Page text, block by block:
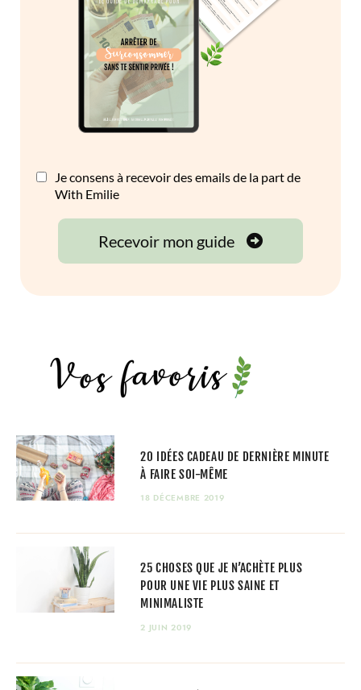
20 IDÉES CADEAU DE DERNIÈRE MINUTE
À FAIRE SOI-MÊME
18 DÉCEMBRE 2019
25 CHOSES QUE JE N’ACHÈTE PLUS
POUR UNE VIE PLUS SAINE ET
MINIMALISTE
2 JUIN 2019